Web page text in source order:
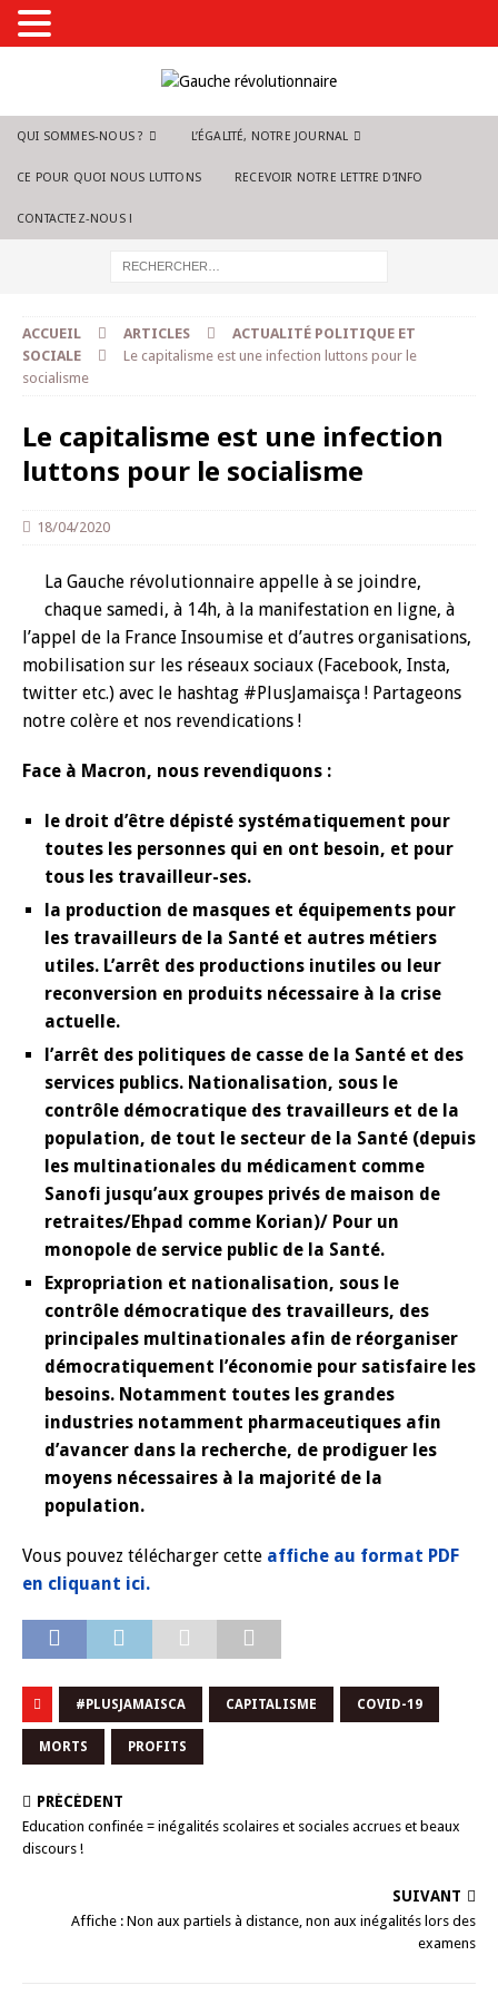
QUI SOMMES-NOUS ? L’ÉGALITÉ, NOTRE JOURNAL
CE POUR QUOI NOUS LUTTONS RECEVOIR NOTRE LETTRE D’INFO
CONTACTEZ-NOUS !
ACCUEIL ARTICLES
ACTUALITÉ POLITIQUE ET
SOCIALE
Le capitalisme est une infection luttons pour le
socialisme
Le capitalisme est une infection
luttons pour le socialisme
18/04/2020
La Gauche révolutionnaire appelle à se joindre,
chaque samedi, à 14h, à la manifestation en ligne, à
l’appel de la France Insoumise et d’autres organisations,
mobilisation sur les réseaux sociaux (Facebook, Insta,
twitter etc.) avec le hashtag #PlusJamaisça ! Partageons
notre colère et nos revendications !
Face à Macron, nous revendiquons :
le droit d’être dépisté systématiquement pour
toutes les personnes qui en ont besoin, et pour
tous les travailleur-ses.
la production de masques et équipements pour
les travailleurs de la Santé et autres métiers
utiles. L’arrêt des productions inutiles ou leur
reconversion en produits nécessaire à la crise
actuelle.
l’arrêt des politiques de casse de la Santé et des
services publics. Nationalisation, sous le
contrôle démocratique des travailleurs et de la
population, de tout le secteur de la Santé (depuis
les multinationales du médicament comme
Sanofi jusqu’aux groupes privés de maison de
retraites/Ehpad comme Korian)/ Pour un
monopole de service public de la Santé.
Expropriation et nationalisation, sous le
contrôle démocratique des travailleurs, des
principales multinationales afin de réorganiser
démocratiquement l’économie pour satisfaire les
besoins. Notamment toutes les grandes
industries notamment pharmaceutiques afin
d’avancer dans la recherche, de prodiguer les
moyens nécessaires à la majorité de la
population.
Vous pouvez télécharger cette affiche au format PDF
en cliquant ici.
#PLUSJAMAISCA CAPITALISME COVID-19
MORTS PROFITS
PRÉCÉDENT
Education confinée = inégalités scolaires et sociales accrues et beaux
discours !
SUIVANT
Affiche : Non aux partiels à distance, non aux inégalités lors des
examens